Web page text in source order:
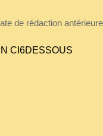
de rédaction
CI6DESSOUS